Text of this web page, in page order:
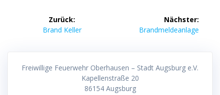
Beitragsnavigation
Zurück:
Vorheriger
Brand Keller
Nächster:
Nächster
Brandmeldeanlage
Freiwillige Feuerwehr Oberhausen – Stadt Augsburg e.V.
Kapellenstraße 20
86154 Augsburg